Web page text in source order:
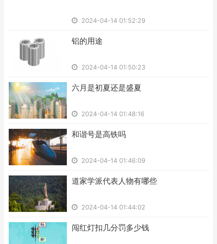
2024-04-14 01:52:29
​铝的用途
2024-04-14 01:50:23
​六月是初夏还是盛夏
2024-04-14 01:48:16
​和谐号是高铁吗
2024-04-14 01:46:09
​道家学派代表人物有哪些
2024-04-14 01:44:02
​闯红灯扣几分罚多少钱